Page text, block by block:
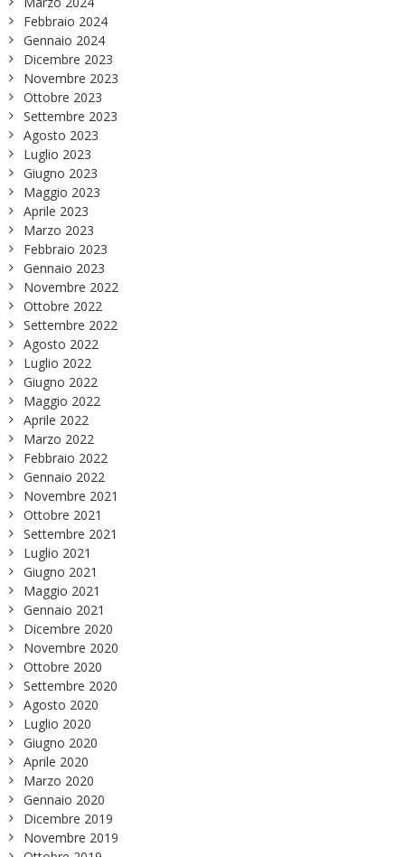
Febbraio 2024
Gennaio 2024
Dicembre 2023
Novembre 2023
Ottobre 2023
Settembre 2023
Agosto 2023
Luglio 2023
Giugno 2023
Maggio 2023
Aprile 2023
Marzo 2023
Febbraio 2023
Gennaio 2023
Novembre 2022
Ottobre 2022
Settembre 2022
Agosto 2022
Luglio 2022
Giugno 2022
Maggio 2022
Aprile 2022
Marzo 2022
Febbraio 2022
Gennaio 2022
Novembre 2021
Ottobre 2021
Settembre 2021
Luglio 2021
Giugno 2021
Maggio 2021
Gennaio 2021
Dicembre 2020
Novembre 2020
Ottobre 2020
Settembre 2020
Agosto 2020
Luglio 2020
Giugno 2020
Aprile 2020
Marzo 2020
Gennaio 2020
Dicembre 2019
Novembre 2019